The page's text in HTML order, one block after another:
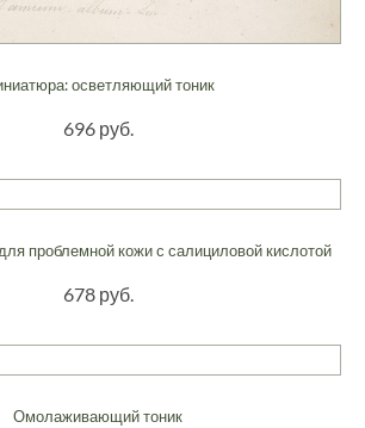
осветляющий тоник
696 руб.
проблемной кожи с салициловой кислотой
678 руб.
Омолаживающий тоник